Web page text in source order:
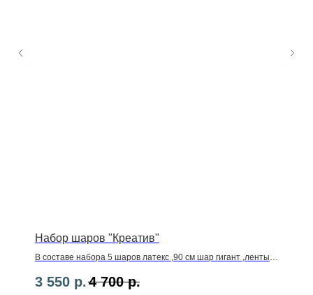
Набор шаров "Креатив"
В составе набора 5 шаров латекс ,90 см шар гигант ,ленты
3 550 р.4 700 р.